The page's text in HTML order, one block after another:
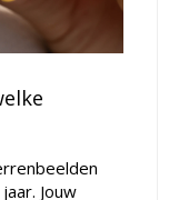
Jouw